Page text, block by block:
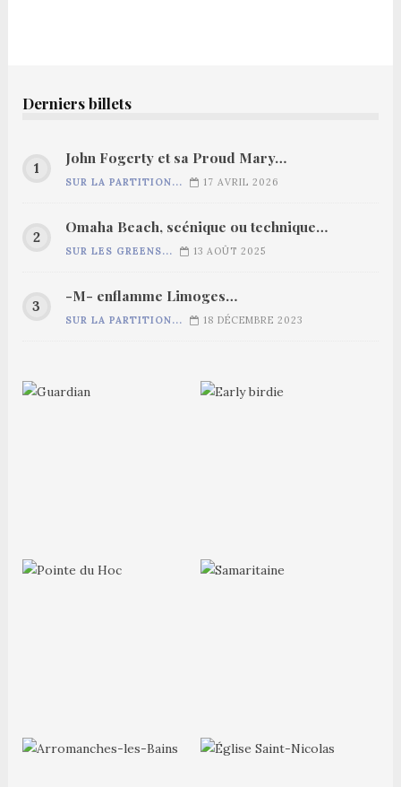
Derniers billets
John Fogerty et sa Proud Mary…
SUR LA PARTITION... 17 AVRIL 2026
Omaha Beach, scénique ou technique…
SUR LES GREENS... 13 AOÛT 2025
-M- enflamme Limoges…
SUR LA PARTITION... 18 DÉCEMBRE 2023